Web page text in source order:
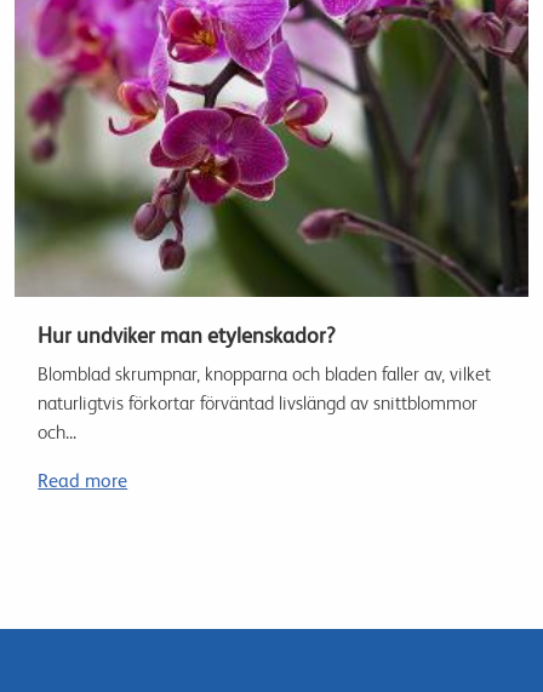
Hur undviker man etylenskador?
Blomblad skrumpnar, knopparna och bladen faller av, vilket
naturligtvis förkortar förväntad livslängd av snittblommor
och...
Read more